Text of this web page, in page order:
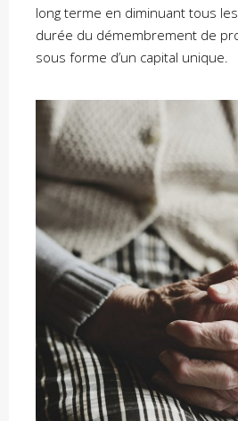
long terme en diminuant tous
durée du démembrement de
sous forme d’un capital unique.